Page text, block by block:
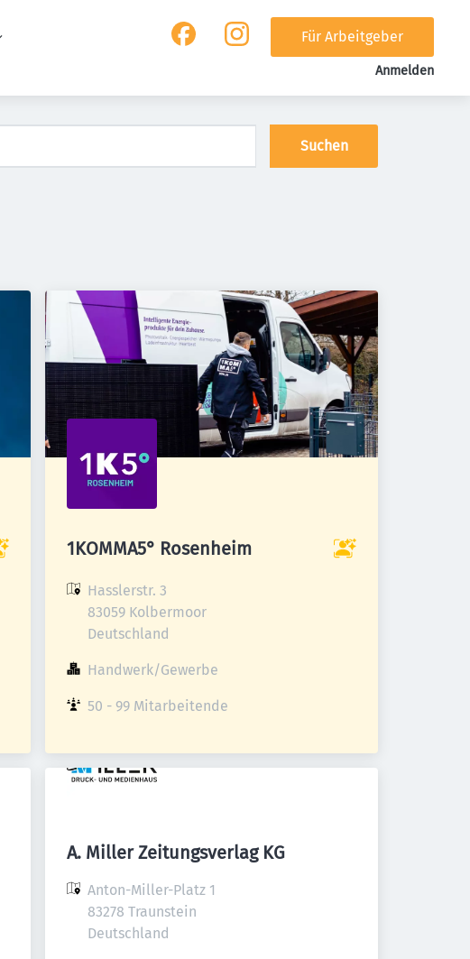
Für Arbeitgeber
Anmelden
Suchen
1KOMMA5° Rosenheim
Hasslerstr. 3
83059 Kolbermoor
Deutschland
Handwerk/Gewerbe
50 - 99 Mitarbeitende
A. Miller Zeitungsverlag KG
Anton-Miller-Platz 1
83278 Traunstein
Deutschland